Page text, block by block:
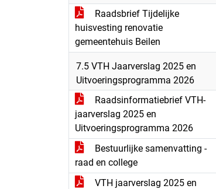
Raadsbrief Tijdelijke
huisvesting renovatie
gemeentehuis Beilen
7.5 VTH Jaarverslag 2025 en
Uitvoeringsprogramma 2026
Raadsinformatiebrief VTH-
jaarverslag 2025 en
Uitvoeringsprogramma 2026
Bestuurlijke samenvatting -
raad en college
VTH jaarverslag 2025 en